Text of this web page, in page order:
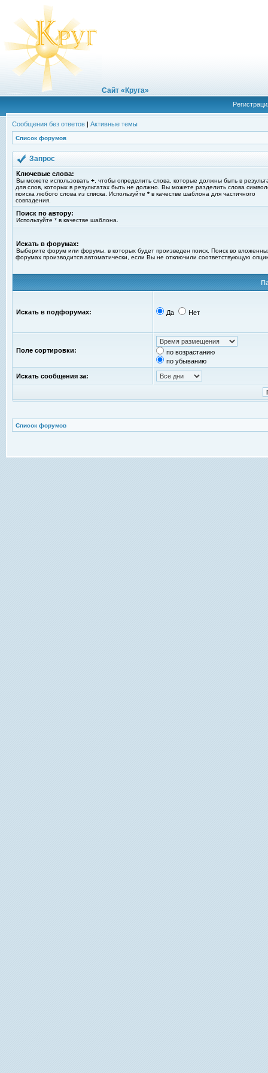
Сайт «Круга»
Сообщения без ответов | Активные темы
Список форумов
Запрос
Ключевые слова:
Вы можете использовать + , чтобы определить слова, которые должны быть в
для слов, которых в результатах быть не должно. Вы можете разделить слова
поиска любого слова из списка. Используйте * в качестве шаблона для частичного
совпадения.
Поиск по автору:
Используйте * в качестве шаблона.
Искать в форумах:
Выберите форум или форумы, в которых будет произведен поиск. Поиск во
форумах производится автоматически, если Вы не отключили соответствующую
Искать в подфорумах: Да Нет
Поле сортировки:
по возрастанию
по убыванию
Искать сообщения за:
Список форумов